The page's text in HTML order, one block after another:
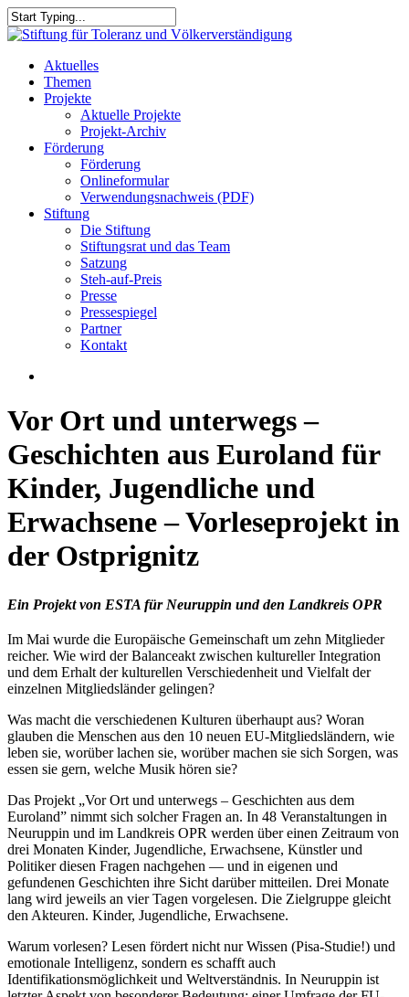
Skip
to
content
Close
search
Menu
Aktuelles
Themen
Projekte
Aktuelle Projekte
Projekt-Archiv
Förderung
Förderung
Onlineformular
Verwendungsnachweis (PDF)
Stiftung
Die Stiftung
Stiftungsrat und das Team
Satzung
Steh-auf-Preis
Presse
Pressespiegel
Partner
Kontakt
Vor Ort und unterwegs –
Geschichten aus Euroland für
Kinder, Jugendliche und
Erwachsene – Vorleseprojekt in
der Ostprignitz
Ein Projekt von ESTA für Neuruppin und den Landkreis OPR
Im Mai wurde die Europäische Gemeinschaft um zehn Mitglieder
reicher. Wie wird der Balanceakt zwischen kultureller Integration
und dem Erhalt der kulturellen Verschiedenheit und Vielfalt der
einzelnen Mitgliedsländer gelingen?
Was macht die verschiedenen Kulturen überhaupt aus? Woran
glauben die Menschen aus den 10 neuen EU-Mitgliedsländern, wie
leben sie, worüber lachen sie, worüber machen sie sich Sorgen, was
essen sie gern, welche Musik hören sie?
Das Projekt „Vor Ort und unterwegs – Geschichten aus dem
Euroland” nimmt sich solcher Fragen an. In 48 Veranstaltungen in
Neuruppin und im Landkreis OPR werden über einen Zeitraum von
drei Monaten Kinder, Jugendliche, Erwachsene, Künstler und
Politiker diesen Fragen nachgehen — und in eigenen und
gefundenen Geschichten ihre Sicht darüber mitteilen. Drei Monate
lang wird jeweils an vier Tagen vorgelesen. Die Zielgruppe gleicht
den Akteuren. Kinder, Jugendliche, Erwachsene.
Warum vorlesen? Lesen fördert nicht nur Wissen (Pisa-Studie!) und
emotionale Intelligenz, sondern es schafft auch
Identifikationsmöglichkeit und Weltverständnis. In Neuruppin ist